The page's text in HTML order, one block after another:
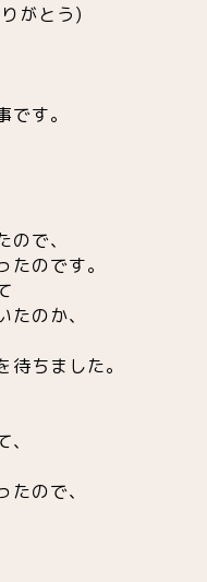
がとう)
す。
で、
のです。
のか、
ちました。
ので、